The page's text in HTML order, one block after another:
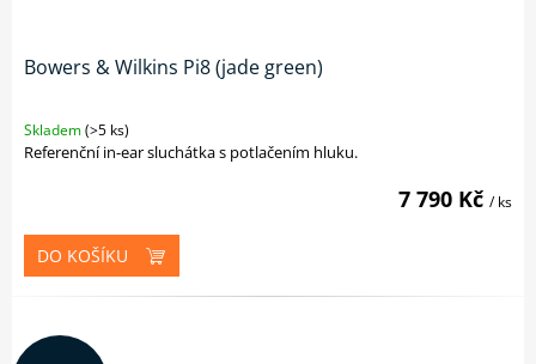
Bowers & Wilkins Pi8 (jade green)
Skladem(>5 ks)
7 790 Kč / ks
DO KOŠÍKU
Referenční in-ear sluchátka s potlačením hluku.